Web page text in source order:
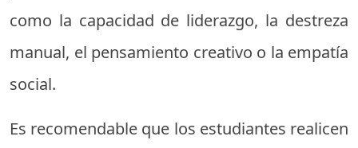
como la capacidad de liderazgo, la destreza
manual, el pensamiento creativo o la empatía
social.
Es recomendable que los estudiantes realicen